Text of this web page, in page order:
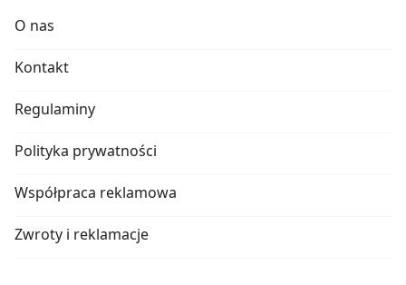
O nas
Kontakt
Regulaminy
Polityka prywatności
Współpraca reklamowa
Zwroty i reklamacje